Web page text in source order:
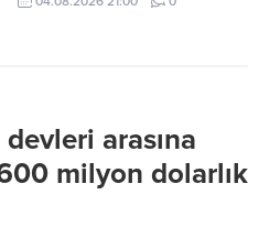
arasına
milyon dolarlık